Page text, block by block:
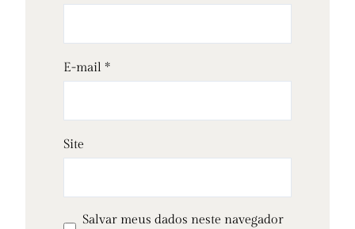
E-mail *
Site
Salvar meus dados neste navegador